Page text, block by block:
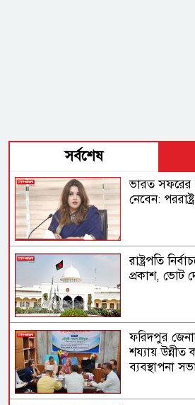
সর্বশেষ
ভারত সফরের
নেবেন: পররাষ্ট্র
রাষ্ট্রপতি
প্রকাশ, ভোট
ফরিদপুর
শয্যায় উন্নীত
ব্যবস্থাপনা